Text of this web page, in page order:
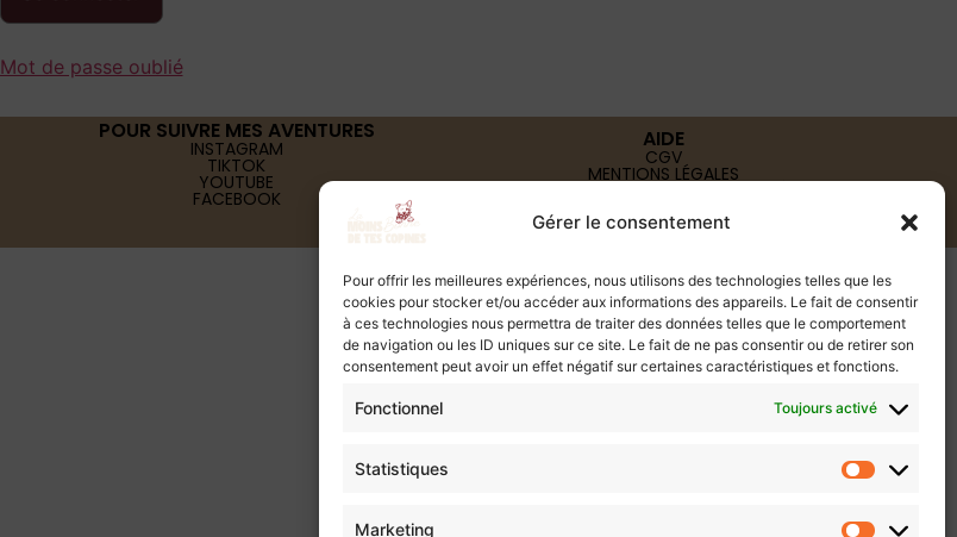
Gérer le consentement
Pour offrir les meilleures expériences, nous utilisons des technologies telles que les
cookies pour stocker et/ou accéder aux informations des appareils. Le fait de consentir
à ces technologies nous permettra de traiter des données telles que le comportement
de navigation ou les ID uniques sur ce site. Le fait de ne pas consentir ou de retirer son
consentement peut avoir un effet négatif sur certaines caractéristiques et fonctions.
Fonctionnel Toujours activé
Statistiques
Marketing
Mot de passe oublié
POUR SUIVRE MES AVENTURES
INSTAGRAM
TIKTOK
YOUTUBE
FACEBOOK
AIDE
CGV
MENTIONS LÉGALES